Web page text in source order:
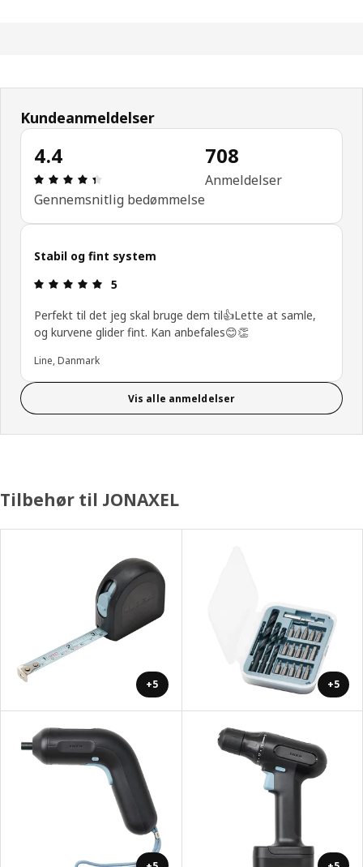
Kundeanmeldelser
4.4
Anmeldelse: 4.4 Ud af 5 Stjerner. Anmeldelser i
Gennemsnitlig bedømmelse
708
Anmeldelser
Stabil og fint system
Anmeldelse: 5 Ud af 5 Stjerner.
5
Perfekt til det jeg skal bruge dem til👍Lette at samle,
og kurvene glider fint. Kan anbefales😊👏
Line, Danmark
Vis alle anmeldelser
Tilbehør til JONAXEL
+5 +5